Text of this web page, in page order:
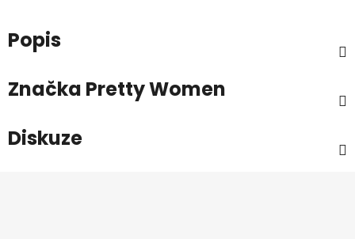
Popis
Značka Pretty Women
Diskuze